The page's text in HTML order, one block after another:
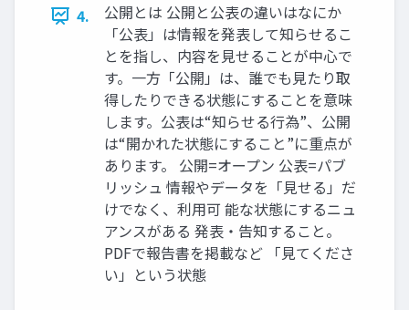
4.
公開とは 公開と公表の違いはなにか
「公表」は情報を発表して知らせるこ
とを指し、内容を見せることが中心で
す。一方「公開」は、誰でも見たり取
得したりできる状態にすることを意味
します。公表は“知らせる行為”、公開
は“開かれた状態にすること”に重点が
あります。 公開=オープン 公表=パブ
リッシュ 情報やデータを「見せる」だ
けでなく、利用可 能な状態にするニュ
アンスがある 発表・告知すること。
PDFで報告書を掲載など 「見てくださ
い」という状態